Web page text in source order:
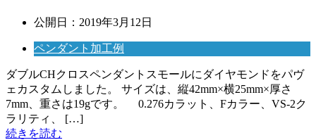
公開日： 2019年3月12日
ペンダント加工例
ダブルCHクロスペンダントスモールにダイヤモンドをパヴ
ェカスタムしました。 サイズは、縦42mm×横25mm×厚さ
7mm、重さは19gです。 0.276カラット、Fカラー、VS-2ク
ラリティ、 […]
続きを読む